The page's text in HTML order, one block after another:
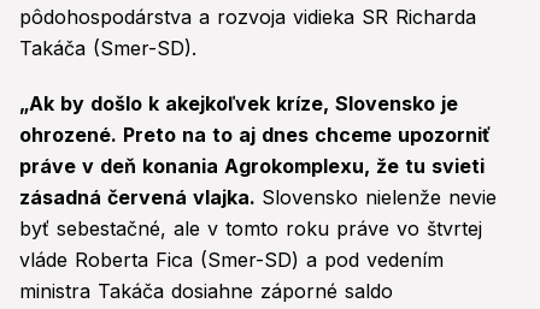
pôdohospodárstva a rozvoja vidieka SR Richarda
Takáča (Smer-SD).
„Ak by došlo k akejkoľvek kríze, Slovensko je
ohrozené. Preto na to aj dnes chceme upozorniť
práve v deň konania Agrokomplexu, že tu svieti
zásadná červená vlajka. Slovensko nielenže nevie
byť sebestačné, ale v tomto roku práve vo štvrtej
vláde Roberta Fica (Smer-SD) a pod vedením
ministra Takáča dosiahne záporné saldo